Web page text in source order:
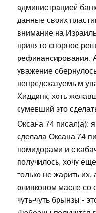
администрацией
данные своих
внимание на
принято спорное
рефинансирования.
уважение
непредсказуемым
Хиддинк, хоть
сумевший это
Оксана 74 писал(а):
сделала Оксана 74
помидорами и с
получилось, хочу
только не жарить их,
оливковом масле со
чуть-чуть брынзы -